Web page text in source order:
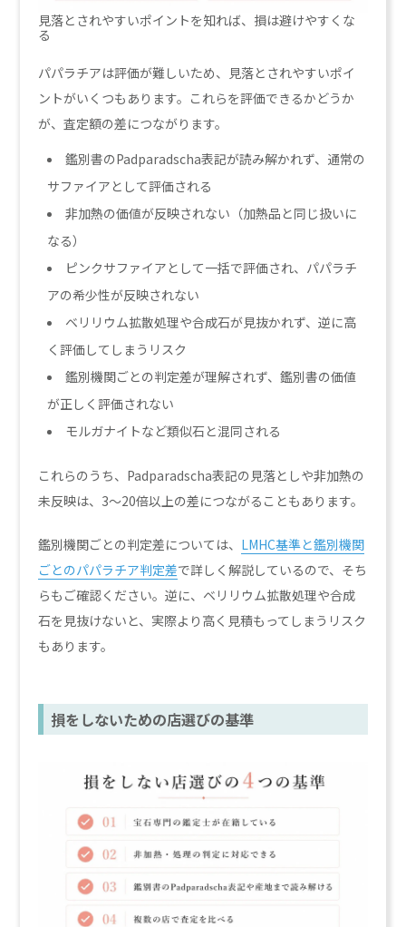
見落とされやすいポイントを知れば、損は避けやすくな
る
パパラチアは評価が難しいため、見落とされやすいポイ
ントがいくつもあります。これらを評価できるかどうか
が、査定額の差につながります。
鑑別書のPadparadscha表記が読み解かれず、通常の
サファイアとして評価される
非加熱の価値が反映されない（加熱品と同じ扱いに
なる）
ピンクサファイアとして一括で評価され、パパラチ
アの希少性が反映されない
ベリリウム拡散処理や合成石が見抜かれず、逆に高
く評価してしまうリスク
鑑別機関ごとの判定差が理解されず、鑑別書の価値
が正しく評価されない
モルガナイトなど類似石と混同される
これらのうち、Padparadscha表記の見落としや非加熱の
未反映は、3〜20倍以上の差につながることもあります。
鑑別機関ごとの判定差については、 LMHC基準と鑑別機関
ごとのパパラチア判定差で詳しく解説しているので、そち
らもご確認ください。逆に、ベリリウム拡散処理や合成
石を見抜けないと、実際より高く見積もってしまうリスク
もあります。
損をしないための店選びの基準